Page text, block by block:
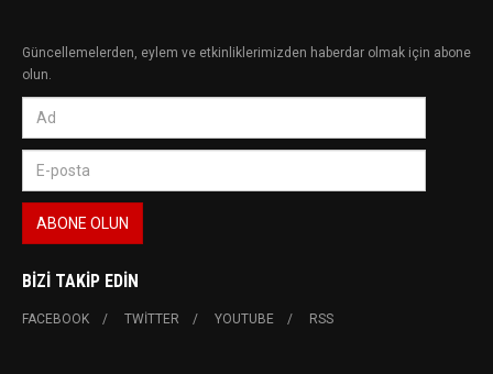
Güncellemelerden, eylem ve etkinliklerimizden haberdar olmak için abone
olun.
BIZI TAKIP EDIN
FACEBOOK TWITTER YOUTUBE RSS